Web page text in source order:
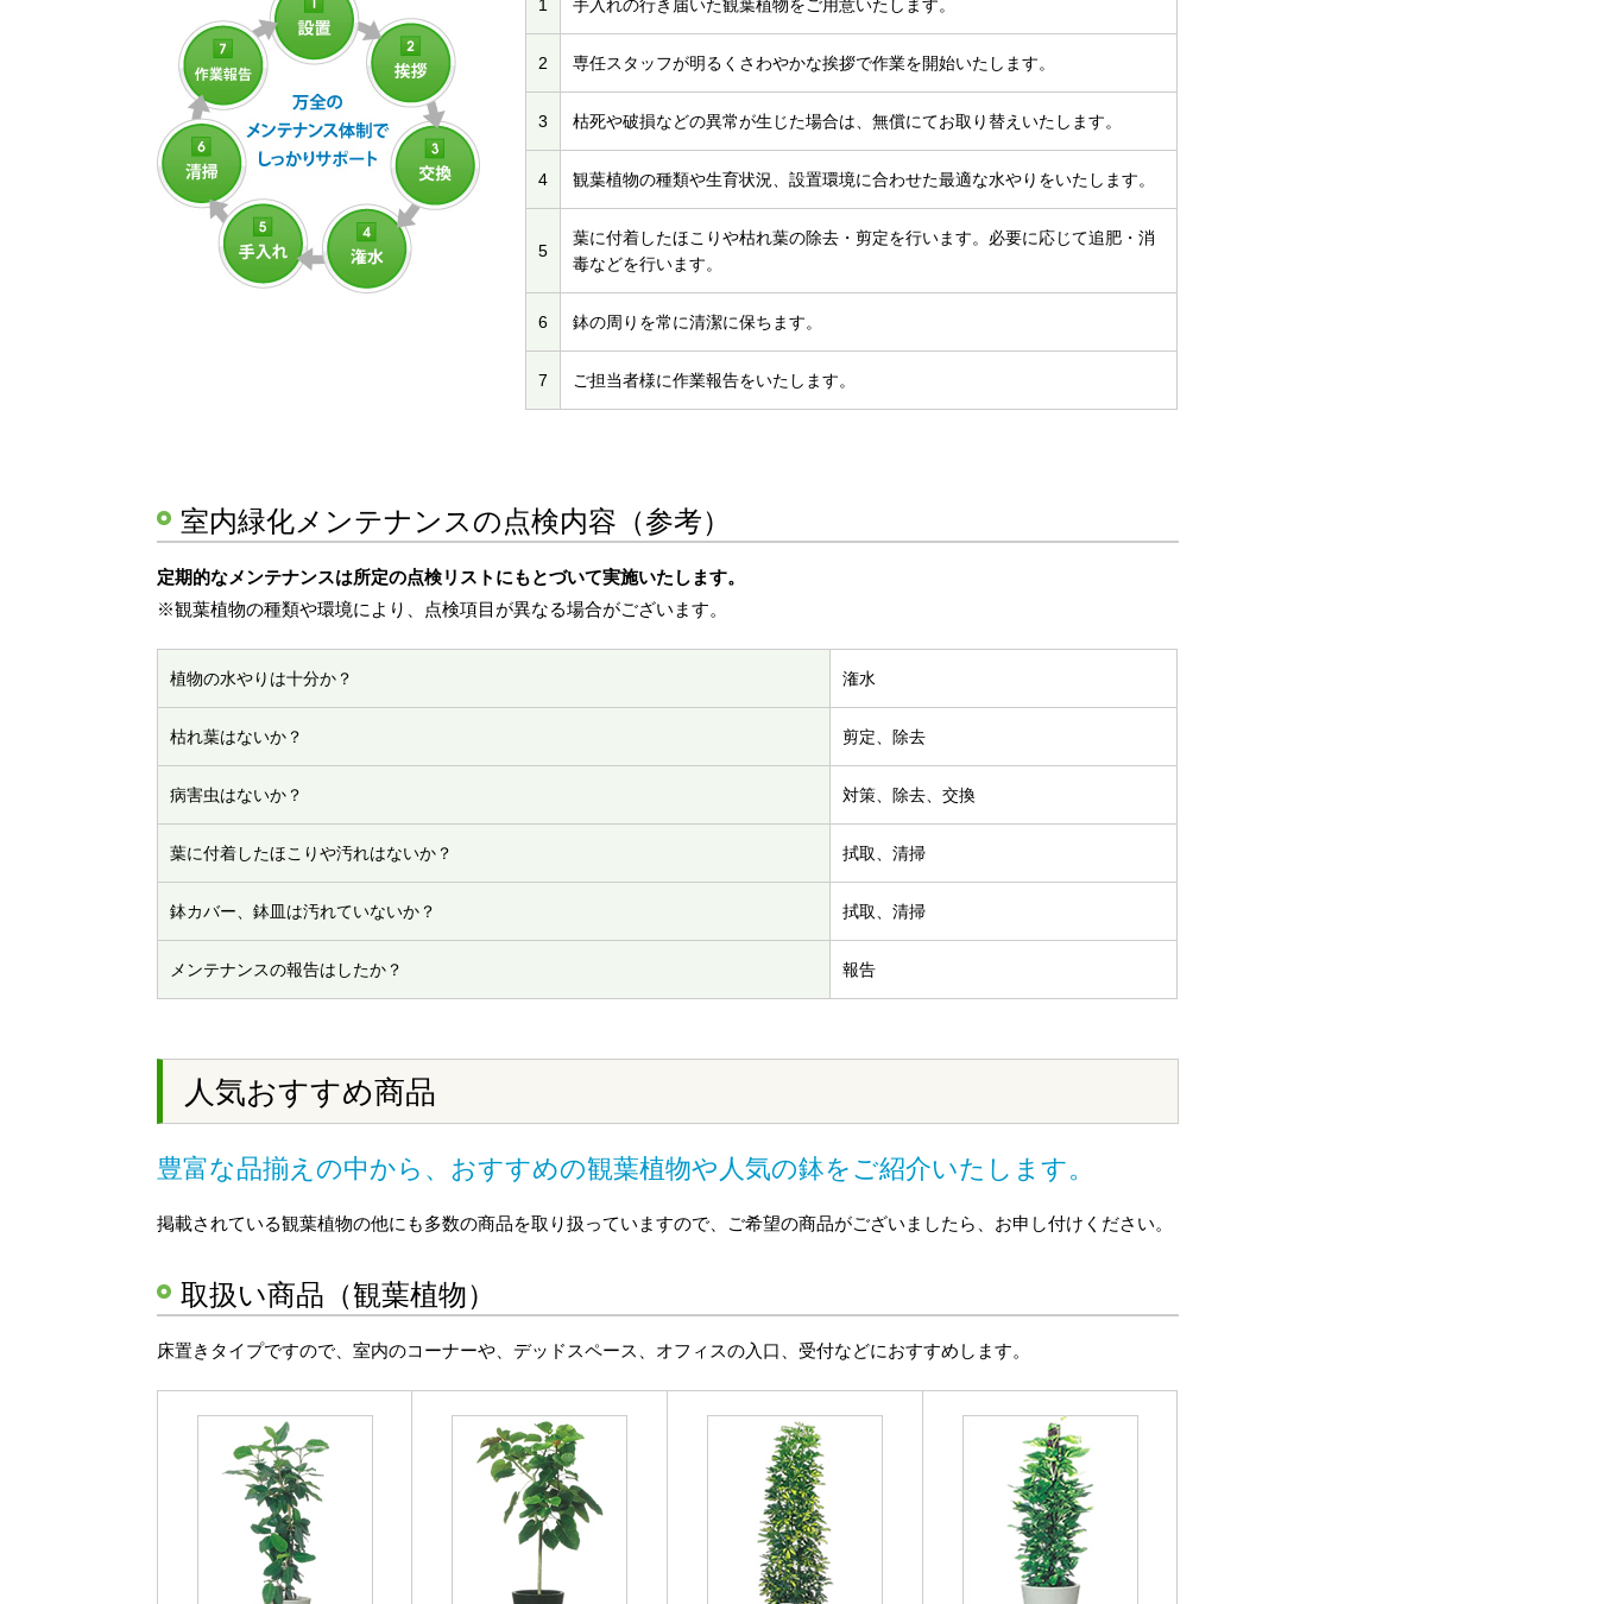
1 手入れの行き届いた観葉植物をご用意いたします。
2 専任スタッフが明るくさわやかな挨拶で作業を開始いたします。
3 枯死や破損などの異常が生じた場合は、無償にてお取り替えいたします。
4 観葉植物の種類や生育状況、設置環境に合わせた最適な水やりをいたします。
5
葉に付着したほこりや枯れ葉の除去・剪定を行います。必要に応じて追肥・消
毒などを行います。
6 鉢の周りを常に清潔に保ちます。
7 ご担当者様に作業報告をいたします。
室内緑化メンテナンスの点検内容（参考）
定期的なメンテナンスは所定の点検リストにもとづいて実施いたします。
※観葉植物の種類や環境により、点検項目が異なる場合がございます。
植物の水やりは十分か？ 潅水
枯れ葉はないか？ 剪定、除去
病害虫はないか？ 対策、除去、交換
葉に付着したほこりや汚れはないか？ 拭取、清掃
鉢カバー、鉢皿は汚れていないか？ 拭取、清掃
メンテナンスの報告はしたか？ 報告
人気おすすめ商品
豊富な品揃えの中から、おすすめの観葉植物や人気の鉢をご紹介いたします。
掲載されている観葉植物の他にも多数の商品を取り扱っていますので、ご希望の商品がございましたら、お申し付けください。
取扱い商品（観葉植物）
床置きタイプですので、室内のコーナーや、デッドスペース、オフィスの入口、受付などにおすすめします。